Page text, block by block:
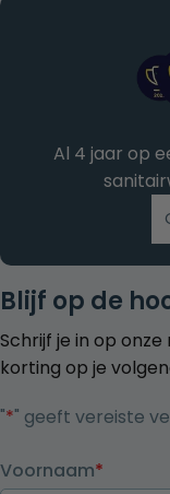
Blijf op de
Schrijf je in op
korting op je
"*" geeft vereiste
Voornaam*
Al 4 jaar op